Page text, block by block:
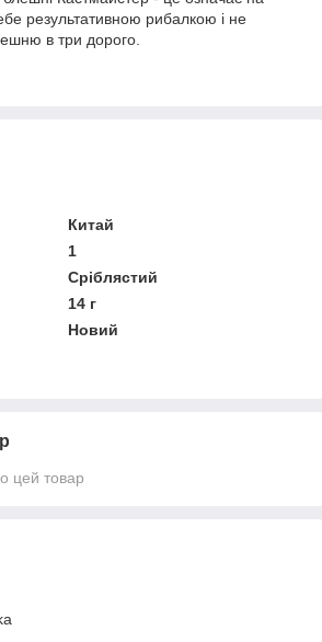
результативною рибалкою і не
в три дорого.
Китай
1
Сріблястий
14 г
Новий
цей товар